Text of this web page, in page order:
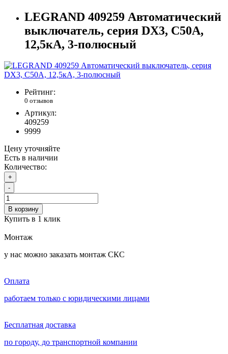
LEGRAND 409259 Автоматический
выключатель, серия DX3, С50A,
12,5кА, 3-полюсный
Рейтинг:
0 отзывов
Артикул:
409259
9999
Цену уточняйте
Есть в наличии
Количество:
+
-
В корзину
Купить в 1 клик
Монтаж
у нас можно заказать монтаж СКС
Оплата
работаем только с юридическими лицами
Бесплатная доставка
по городу, до транспортной компании